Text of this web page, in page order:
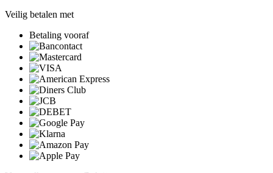
Veilig betalen met
Betaling vooraf